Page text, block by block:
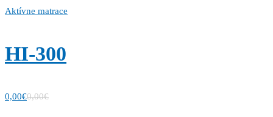
Aktívne matrace
HI-300
0,00€0,00€